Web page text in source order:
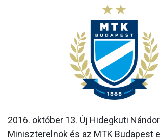
HÍREK
CSAPATOK
MÉRKŐZÉSEK
KLUB
GALÉRIA
AKKREDITÁCIÓ
2016. október 13. Új Hidegkuti
Miniszterelnök és az MTK Budapest